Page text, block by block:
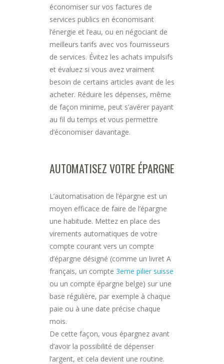
économiser sur vos factures de
services publics en économisant
l’énergie et l’eau, ou en négociant de
meilleurs tarifs avec vos fournisseurs
de services. Évitez les achats impulsifs
et évaluez si vous avez vraiment
besoin de certains articles avant de les
acheter. Réduire les dépenses, même
de façon minime, peut s’avérer payant
au fil du temps et vous permettre
d’économiser davantage.
AUTOMATISEZ VOTRE ÉPARGNE
L’automatisation de l’épargne est un
moyen efficace de faire de l’épargne
une habitude. Mettez en place des
virements automatiques de votre
compte courant vers un compte
d’épargne désigné (comme un livret A
français, un compte 3eme pilier suisse
ou un compte épargne belge) sur une
base régulière, par exemple à chaque
paie ou à une date précise chaque
mois.
De cette façon, vous épargnez avant
d’avoir la possibilité de dépenser
l’argent, et cela devient une routine.